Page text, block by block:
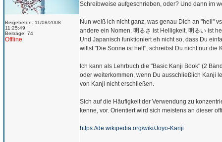
Beigetreten: 11/08/2008
11:25:49
Beiträge: 74
Offline
Schreibweise aufgeschrieben, oder? Und dann im
Nun weiß ich nicht ganz, was genau Dich an "hell"
andere ein Nomen. 明るさ ist Helligkeit, 明るい ist
Und Japanisch funktioniert eh nicht so, dass Du
willst "Die Sonne ist hell", schreibst Du nicht nur die
Ich kann als Lehrbuch die "Basic Kanji Book" (2
oder weiterkommen, wenn Du ausschließlich Kanji
von Kanji nicht erschließen.
Sich auf die Häufigkeit der Verwendung zu
kenne, vor. Orientiert wird sich meistens an dieser
https://de.wikipedia.org/wiki/Joyo-Kanji